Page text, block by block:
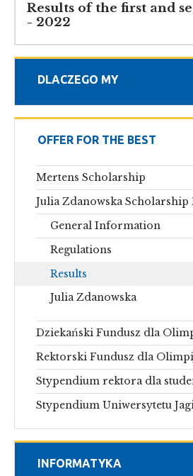
DLACZEGO MY
OFFER FOR THE BEST
Mertens Scholarship
Julia Zdanowska Scholarship
General Information
Regulations
Results
Julia Zdanowska
Dziekański Fundusz dla
Rektorski Fundusz dla
Stypendium rektora dla
Stypendium Uniwersytetu
INFORMATYKA
Results of the first and
- 2022